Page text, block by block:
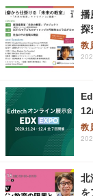
播
探
教
教
北
を